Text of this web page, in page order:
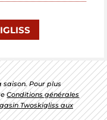
saison. Pour plus
Conditions générales
Twoskigliss aux